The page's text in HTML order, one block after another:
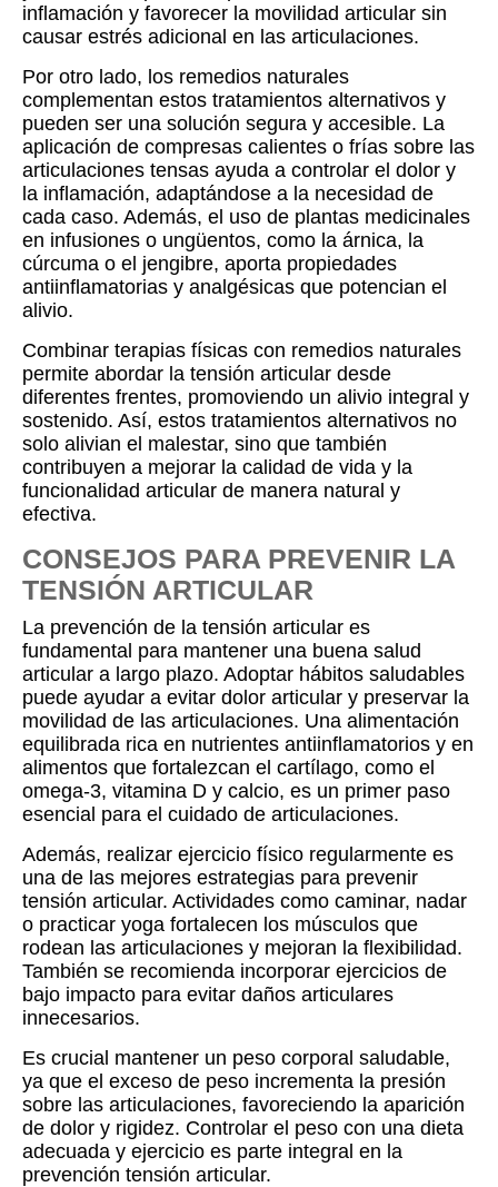
inflamación y favorecer la movilidad articular sin
causar estrés adicional en las articulaciones.
Por otro lado, los remedios naturales
complementan estos tratamientos alternativos y
pueden ser una solución segura y accesible. La
aplicación de compresas calientes o frías sobre las
articulaciones tensas ayuda a controlar el dolor y
la inflamación, adaptándose a la necesidad de
cada caso. Además, el uso de plantas medicinales
en infusiones o ungüentos, como la árnica, la
cúrcuma o el jengibre, aporta propiedades
antiinflamatorias y analgésicas que potencian el
alivio.
Combinar terapias físicas con remedios naturales
permite abordar la tensión articular desde
diferentes frentes, promoviendo un alivio integral y
sostenido. Así, estos tratamientos alternativos no
solo alivian el malestar, sino que también
contribuyen a mejorar la calidad de vida y la
funcionalidad articular de manera natural y
efectiva.
CONSEJOS PARA PREVENIR LA
TENSIÓN ARTICULAR
La prevención de la tensión articular es
fundamental para mantener una buena salud
articular a largo plazo. Adoptar hábitos saludables
puede ayudar a evitar dolor articular y preservar la
movilidad de las articulaciones. Una alimentación
equilibrada rica en nutrientes antiinflamatorios y en
alimentos que fortalezcan el cartílago, como el
omega-3, vitamina D y calcio, es un primer paso
esencial para el cuidado de articulaciones.
Además, realizar ejercicio físico regularmente es
una de las mejores estrategias para prevenir
tensión articular. Actividades como caminar, nadar
o practicar yoga fortalecen los músculos que
rodean las articulaciones y mejoran la flexibilidad.
También se recomienda incorporar ejercicios de
bajo impacto para evitar daños articulares
innecesarios.
Es crucial mantener un peso corporal saludable,
ya que el exceso de peso incrementa la presión
sobre las articulaciones, favoreciendo la aparición
de dolor y rigidez. Controlar el peso con una dieta
adecuada y ejercicio es parte integral en la
prevención tensión articular.